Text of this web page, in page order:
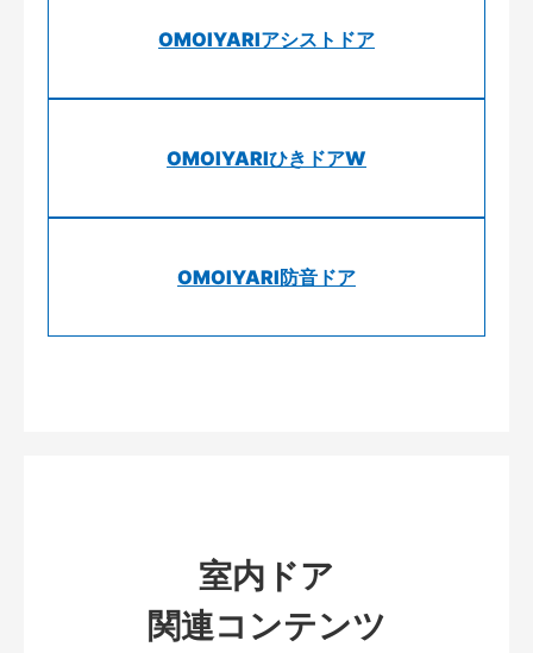
OMOIYARIアシストドア
OMOIYARIひきドアW
OMOIYARI防音ドア
室内ドア
関連コンテンツ